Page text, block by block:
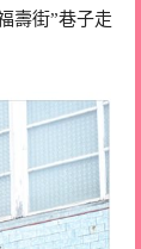
壽街”巷子走